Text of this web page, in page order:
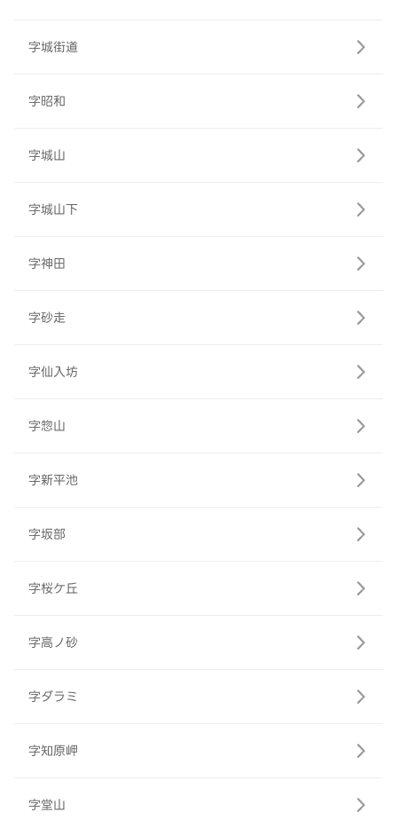
字城街道
字昭和
字城山
字城山下
字神田
字砂走
字仙入坊
字惣山
字新平池
字坂部
字桜ケ丘
字高ノ砂
字ダラミ
字知原岬
字堂山